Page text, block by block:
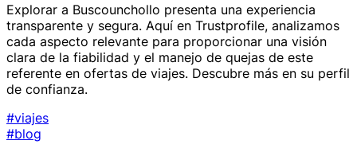
Explorar a Buscounchollo presenta una experiencia
transparente y segura. Aquí en Trustprofile, analizamos
cada aspecto relevante para proporcionar una visión
clara de la fiabilidad y el manejo de quejas de este
referente en ofertas de viajes. Descubre más en su perfil
de confianza.
#viajes
#blog